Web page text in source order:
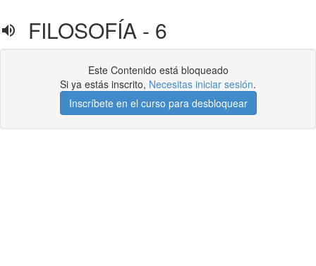
FILOSOFÍA - 6
Este Contenido está bloqueado
Si ya estás inscrito, Necesitas iniciar sesión.
Inscríbete en el curso para desbloquear